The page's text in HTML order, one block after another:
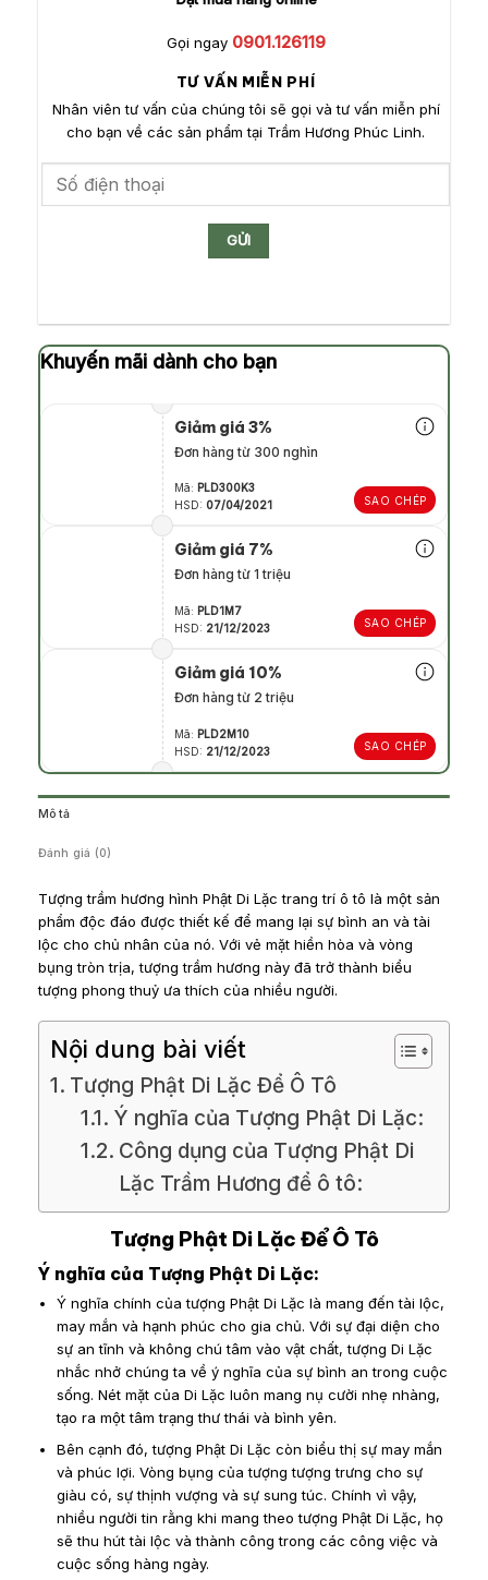
Gọi ngay 0901.126119
TƯ VẤN MIỄN PHÍ
Nhân viên tư vấn của chúng tôi sẽ gọi và tư vấn miễn phí
cho bạn về các sản phẩm tại Trầm Hương Phúc Linh.
Khuyến mãi dành cho bạn
Giảm giá 3%
Đơn hàng từ 300 nghìn
Mã: PLD300K3
HSD: 07/04/2021 SAO CHÉP
Giảm giá 7%
Đơn hàng từ 1 triệu
Mã: PLD1M7
HSD: 21/12/2023 SAO CHÉP
Giảm giá 10%
Đơn hàng từ 2 triệu
Mã: PLD2M10
HSD: 21/12/2023 SAO CHÉP
Mô tả
Đánh giá (0)
Tượng trầm hương hình Phật Di Lặc trang trí ô tô là một sản
phẩm độc đáo được thiết kế để mang lại sự bình an và tài
lộc cho chủ nhân của nó. Với vẻ mặt hiền hòa và vòng
bụng tròn trịa, tượng trầm hương này đã trở thành biểu
tượng phong thuỷ ưa thích của nhiều người.
Nội dung bài viết
Tượng Phật Di Lặc Để Ô Tô
Ý nghĩa của Tượng Phật Di Lặc:
Công dụng của Tượng Phật Di
Lặc Trầm Hương để ô tô:
Tượng Phật Di Lặc Để Ô Tô
Ý nghĩa của Tượng Phật Di Lặc:
Ý nghĩa chính của tượng Phật Di Lặc là mang đến tài lộc,
may mắn và hạnh phúc cho gia chủ. Với sự đại diện cho
sự an tĩnh và không chú tâm vào vật chất, tượng Di Lặc
nhắc nhở chúng ta về ý nghĩa của sự bình an trong cuộc
sống. Nét mặt của Di Lặc luôn mang nụ cười nhẹ nhàng,
tạo ra một tâm trạng thư thái và bình yên.
Bên cạnh đó, tượng Phật Di Lặc còn biểu thị sự may mắn
và phúc lợi. Vòng bụng của tượng tượng trưng cho sự
giàu có, sự thịnh vượng và sự sung túc. Chính vì vậy,
nhiều người tin rằng khi mang theo tượng Phật Di Lặc, họ
sẽ thu hút tài lộc và thành công trong các công việc và
cuộc sống hàng ngày.